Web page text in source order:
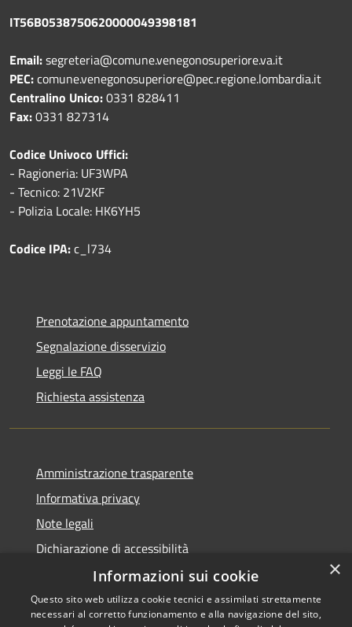
IT56B0538750620000049398181
Email:segreteria@comune.venegonosuperiore.va.it
PEC:comune.venegonosuperiore@pec.regione.lombardia.it
Centralino Unico:0331 828411
Fax:0331 827314
Codice Univoco Uffici:
- Ragioneria: UF3WPA
- Tecnico: 21V2KF
- Polizia Locale: HK6YH5
Codice IPA:c_l734
Prenotazione appuntamento
Segnalazione disservizio
Leggi le FAQ
Richiesta assistenza
Amministrazione trasparente
Informativa privacy
Note legali
Dichiarazione di accessibilità
×
Informazioni sui cookie
Questo sito web utilizza cookie tecnici e assimilati strettamente
necessari al corretto funzionamento e alla navigazione del sito,